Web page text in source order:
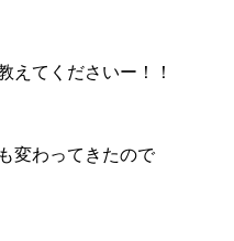
えてくださいー！！
変わってきたので